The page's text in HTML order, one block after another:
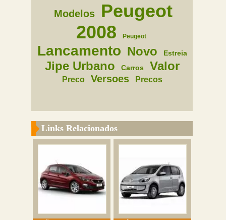
Modelos
Peugeot
2008
Peugeot
Lancamento Novo Estreia
Jipe Urbano Carros Valor
Preco Versoes Precos
Links Relacionados